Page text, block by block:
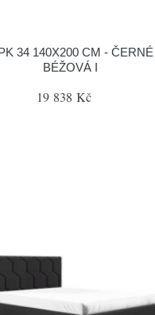
34 140X200 CM -
BÉŽOVÁ I
19 838 Kč